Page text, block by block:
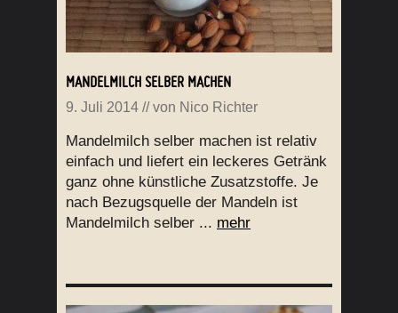
MANDELMILCH SELBER MACHEN
9. Juli 2014 // von Nico Richter
Mandelmilch selber machen ist relativ
einfach und liefert ein leckeres Getränk
ganz ohne künstliche Zusatzstoffe. Je
nach Bezugsquelle der Mandeln ist
Mandelmilch selber ... mehr